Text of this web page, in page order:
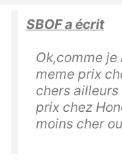
SBOF a écrit
Ok,comme
meme prix
chers
prix chez
moins cher